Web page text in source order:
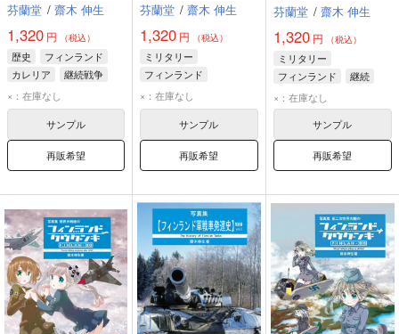
芬蘭堂 / 齋木 伸生
1,320 円 （税込）
歴史
フィンランド
カレリア
継続戦争
×：在庫なし
サンプル
再販希望
芬蘭堂 / 齋木 伸生
1,320 円 （税込）
ミリタリー
フィンランド
継続戦争
×：在庫なし
サンプル
再販希望
芬蘭堂 / 齋木 伸生
1,320円 （税込）
ミリタリー
フィンランド
継続
戦車
×：在庫なし
サンプル
再販希望